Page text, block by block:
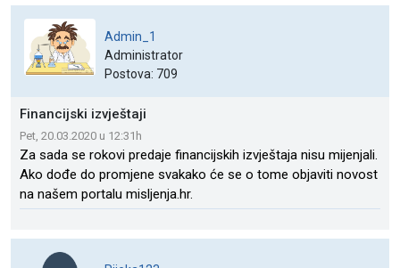
Admin_1
Administrator
Postova: 709
Financijski izvještaji
Pet, 20.03.2020 u 12:31h
Za sada se rokovi predaje financijskih izvještaja nisu mijenjali.
Ako dođe do promjene svakako će se o tome objaviti novost
na našem portalu misljenja.hr.